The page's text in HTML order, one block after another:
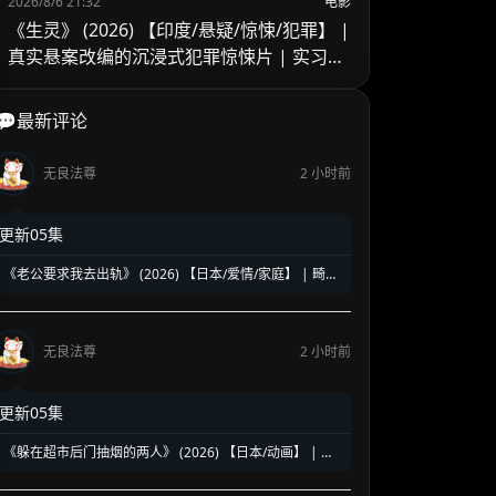
《生灵》 (2026) 【印度/悬疑/惊悚/犯罪】 |
真实悬案改编的沉浸式犯罪惊悚片 | 实习警
最新评论
无良法尊 2 小时前
更新05集
《老公要求我去出轨》 (2026) 【日本/爱情/家庭】 | 畸形
马
无良法尊
2 小时前
更新05集
《躲在超市后门抽烟的两人》 (2026) 【日本/动画】 | 超
爱漫改神作